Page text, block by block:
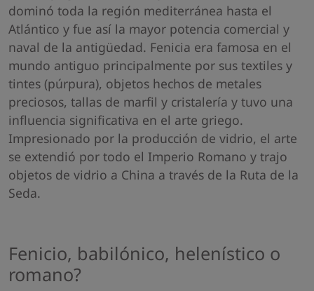
dominó toda la región mediterránea hasta el
Atlántico y fue así la mayor potencia comercial y
naval de la antigüedad. Fenicia era famosa en el
mundo antiguo principalmente por sus textiles y
tintes (púrpura), objetos hechos de metales
preciosos, tallas de marfil y cristalería y tuvo una
influencia significativa en el arte griego.
Impresionado por la producción de vidrio, el arte
se extendió por todo el Imperio Romano y trajo
objetos de vidrio a China a través de la Ruta de la
Seda.
Fenicio, babilónico, helenístico o
romano?